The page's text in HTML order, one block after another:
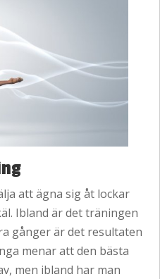
att ägna sig åt lockar
Ibland är det träningen
gånger är det resultaten
menar att den bästa
men ibland har man